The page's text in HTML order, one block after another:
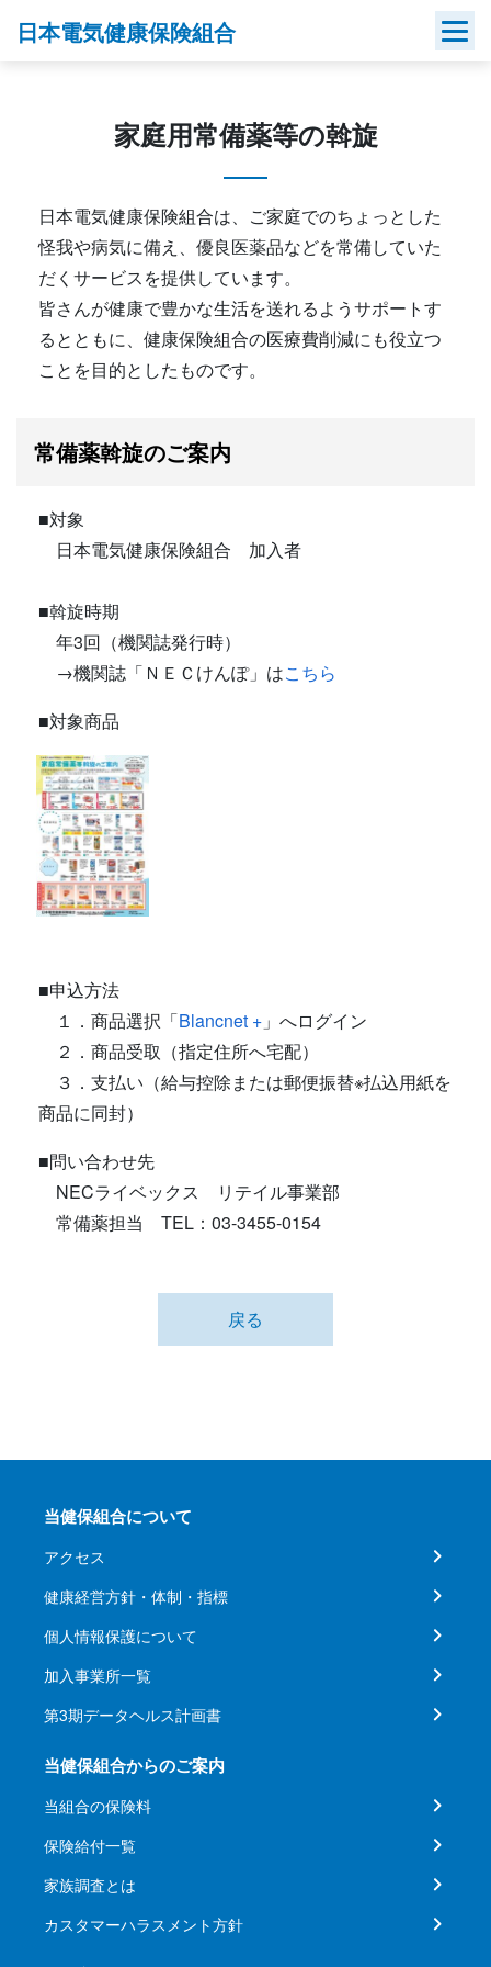
日本電気健康保険組合
家庭用常備薬等の斡旋
日本電気健康保険組合は、ご家庭でのちょっとした
怪我や病気に備え、優良医薬品などを常備していた
だくサービスを提供しています。
皆さんが健康で豊かな生活を送れるようサポートす
るとともに、健康保険組合の医療費削減にも役立つ
ことを目的としたものです。
常備薬斡旋のご案内
■対象
日本電気健康保険組合 加入者
■斡旋時期
年3回（機関誌発行時）
→機関誌「ＮＥＣけんぽ」はこちら
■対象商品
■申込方法
１．商品選択「Blancnet + 」へログイン
２．商品受取（指定住所へ宅配）
３．支払い（給与控除または郵便振替※払込用紙を
商品に同封）
■問い合わせ先
NECライベックス リテイル事業部
常備薬担当 TEL：03-3455-0154
戻る
当健保組合について
アクセス
健康経営方針・体制・指標
個人情報保護について
加入事業所一覧
第3期データヘルス計画書
当健保組合からのご案内
当組合の保険料
保険給付一覧
家族調査とは
カスタマーハラスメント方針